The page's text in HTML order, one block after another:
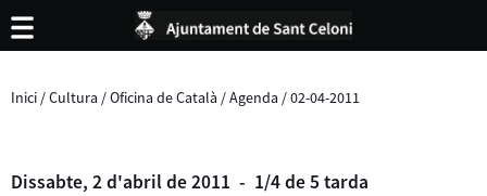
Inici /Cultura /Oficina de Català /Agenda /02-04-2011
Dissabte, 2d'abrilde2011 - 1/4 de 5 tarda